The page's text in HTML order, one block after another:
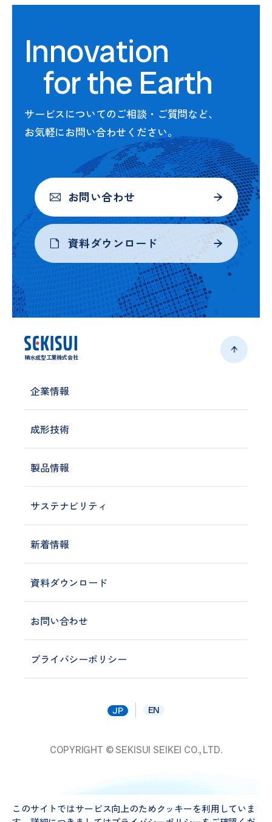
Innovation
for the Earth
サービスについてのご相談・ご質問など、
お気軽にお問い合わせください。
お問い合わせ
資料ダウンロード
積水成型工業株式会社
企業情報
成形技術
製品情報
サステナビリティ
新着情報
資料ダウンロード
お問い合わせ
プライバシーポリシー
JP EN
COPYRIGHT © SEKISUI SEIKEI CO., LTD.
Cookie使用に関する同意確認
このサイトではサービス向上のためクッキーを利用していま